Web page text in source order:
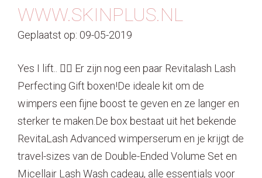
WWW.SKINPLUS.NL
Geplaatst op: 09-05-2019
Yes I lift.. 🏋️‍♀️ Er zijn nog een paar Revitalash Lash
Perfecting Gift boxen!De ideale kit om de
wimpers een fijne boost te geven en ze langer en
sterker te maken.De box bestaat uit het bekende
RevitaLash Advanced wimperserum en je krijgt de
travel-sizes van de Double-Ended Volume Set en
Micellair Lash Wash cadeau, alle essentials voor